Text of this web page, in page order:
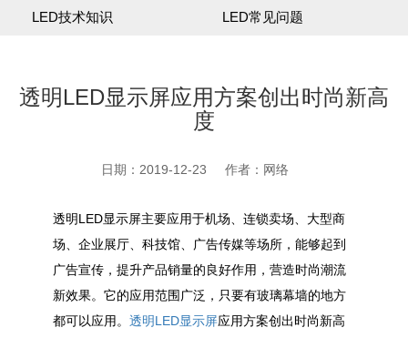
LED技术知识 LED常见问题
透明LED显示屏应用方案创出时尚新高
度
日期：2019-12-23 作者：网络
透明LED显示屏主要应用于机场、连锁卖场、大型商
场、企业展厅、科技馆、广告传媒等场所，能够起到
广告宣传，提升产品销量的良好作用，营造时尚潮流
新效果。它的应用范围广泛，只要有玻璃幕墙的地方
都可以应用。 透明LED显示屏应用方案创出时尚新高